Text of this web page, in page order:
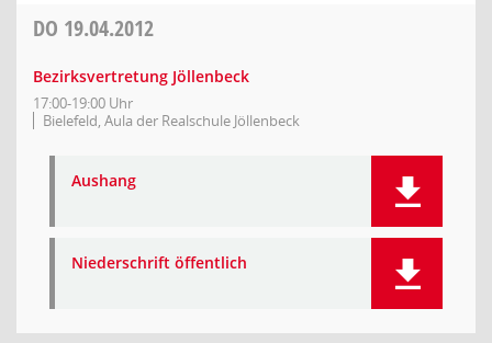
DO 19.04.2012
Bezirksvertretung Jöllenbeck
17:00-19:00 Uhr
Bielefeld, Aula der Realschule Jöllenbeck
Aushang
Niederschrift öffentlich